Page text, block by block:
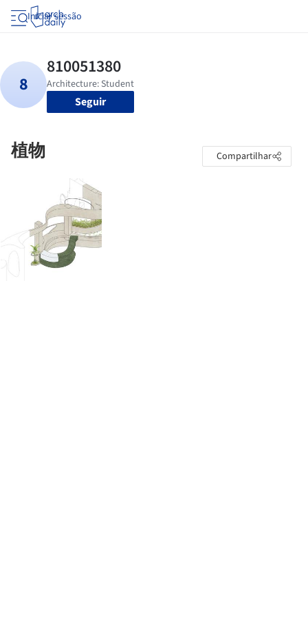
Iniciar sessão
Seguir
植物 Compartilhar